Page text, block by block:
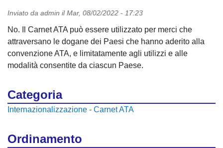
Inviato da admin ilMar, 08/02/2022 - 17:23
No. Il Carnet ATA può essere utilizzato per merci che
attraversano le dogane dei Paesi che hanno aderito alla
convenzione ATA, e limitatamente agli utilizzi e alle
modalità consentite da ciascun Paese.
Categoria
Internazionalizzazione - Carnet ATA
Ordinamento